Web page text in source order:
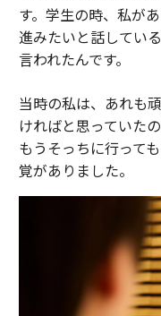
す。学生の時、私が
進みたいと話してい
言われたんです。
当時の私は、あれも
ければと思っていた
もうそっちに行って
覚がありました。